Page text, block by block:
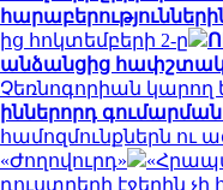
ից հոկտեմբերի 2-ը
անձանցից
Չեռնոգորիան կարող
իններորդ
համոզմունքներն
«Ժողովուրդ»
դուստրերի էջերին չի